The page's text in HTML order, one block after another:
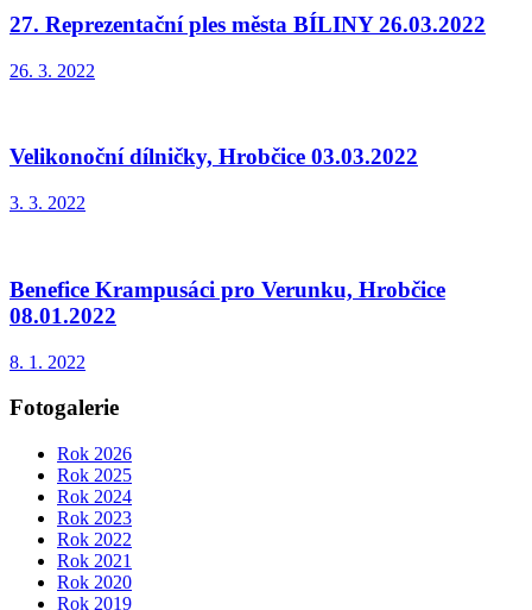
27. Reprezentační ples města BÍLINY 26.03.2022
26. 3. 2022
Velikonoční dílničky, Hrobčice 03.03.2022
3. 3. 2022
Benefice Krampusáci pro Verunku, Hrobčice
08.01.2022
8. 1. 2022
Fotogalerie
Rok 2026
Rok 2025
Rok 2024
Rok 2023
Rok 2022
Rok 2021
Rok 2020
Rok 2019